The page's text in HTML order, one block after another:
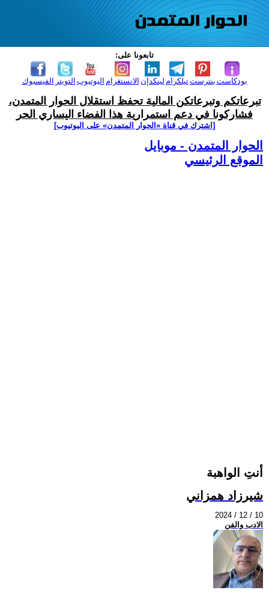
تابعونا على:
الفيسبوك التويتر اليوتيوب الانستغرام لينكدإن تيلكرامبنترست بودكاست
تبرعاتكم وتبرعاتكن المالية تحفظ استقلال الحوار المتمدن،
فشاركونا في دعم استمرارية هذا الفضاء اليساري الحر
[اشترك في قناة ‫«الحوار المتمدن» على اليوتيوب]
الحوار المتمدن - موبايل
الموقع الرئيسي
أنتِ الواهبة
شيرزاد همزاني
2024 / 12 / 10
الادب والفن